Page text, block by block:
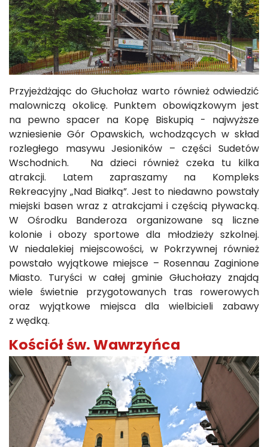
Przyjeżdżając do Głuchołaz warto również odwiedzić
malowniczą okolicę. Punktem obowiązkowym jest
na pewno spacer na Kopę Biskupią - najwyższe
wzniesienie Gór Opawskich, wchodzących w skład
rozległego masywu Jesioników – części Sudetów
Wschodnich. Na dzieci również czeka tu kilka
atrakcji. Latem zapraszamy na Kompleks
Rekreacyjny „Nad Białką”. Jest to niedawno powstały
miejski basen wraz z atrakcjami i częścią pływacką.
W Ośrodku Banderoza organizowane są liczne
kolonie i obozy sportowe dla młodzieży szkolnej.
W niedalekiej miejscowości, w Pokrzywnej również
powstało wyjątkowe miejsce – Rosennau Zaginione
Miasto. Turyści w całej gminie Głuchołazy znajdą
wiele świetnie przygotowanych tras rowerowych
oraz wyjątkowe miejsca dla wielbicieli zabawy
z wędką.
Kościół św. Wawrzyńca